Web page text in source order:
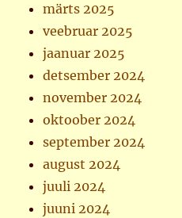
märts 2025
veebruar 2025
jaanuar 2025
detsember 2024
november 2024
oktoober 2024
september 2024
august 2024
juuli 2024
juuni 2024